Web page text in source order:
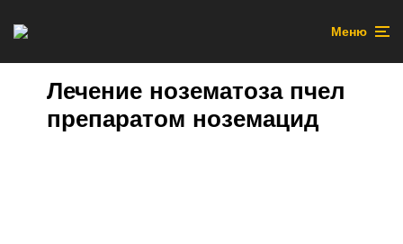
Меню
Лечение нозематоза пчел
препаратом ноземацид